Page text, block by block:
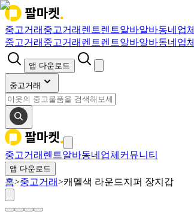
중고거래 중고거래 렌트렌트알바알바동네업체
중고거래 중고거래 렌트렌트알바알바동네업체
앱 다운로드
중고거래
중고거래 렌트알바동네업체 커뮤니티
앱 다운로드
홈>중고거래>캐멜색 라운드지퍼 장지갑